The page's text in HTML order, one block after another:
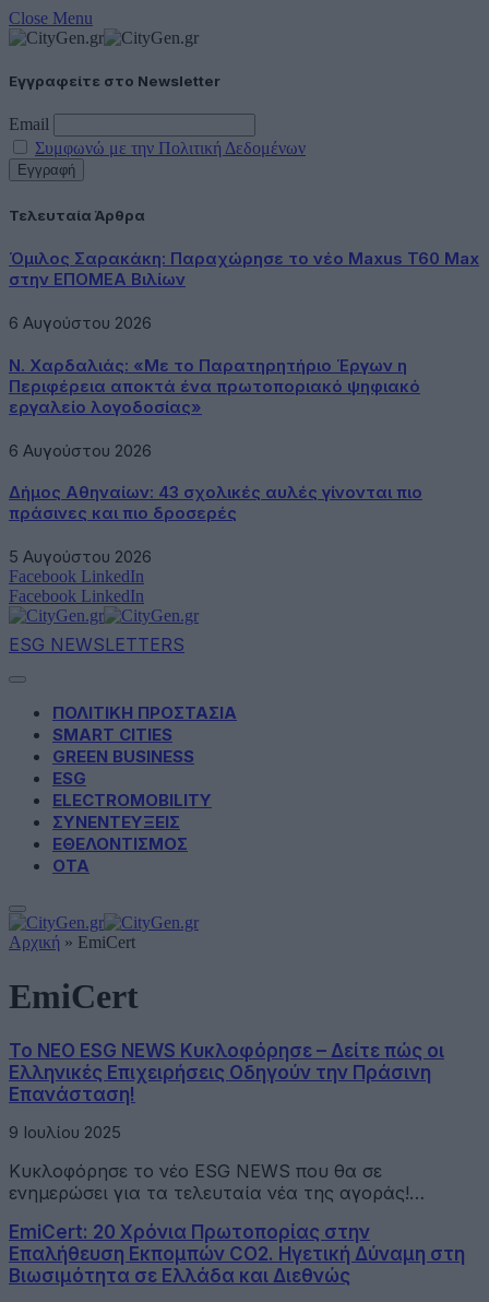
Close Menu
Εγγραφείτε στο Newsletter
Email
Συμφωνώ με την Πολιτική Δεδομένων
Τελευταία Άρθρα
Όμιλος Σαρακάκη: Παραχώρησε το νέο Maxus T60 Max
στην ΕΠΟΜΕΑ Βιλίων
6 Αυγούστου 2026
Ν. Χαρδαλιάς: «Με το Παρατηρητήριο Έργων η
Περιφέρεια αποκτά ένα πρωτοποριακό ψηφιακό
εργαλείο λογοδοσίας»
6 Αυγούστου 2026
Δήμος Αθηναίων: 43 σχολικές αυλές γίνονται πιο
πράσινες και πιο δροσερές
5 Αυγούστου 2026
Facebook LinkedIn
Facebook LinkedIn
ESG NEWSLETTERS
ΠΟΛΙΤΙΚΗ ΠΡΟΣΤΑΣΙΑ
SMART CITIES
GREEN BUSINESS
ESG
ELECTROMOBILITY
ΣΥΝΕΝΤΕΥΞΕΙΣ
ΕΘΕΛΟΝΤΙΣΜΟΣ
ΟΤΑ
Αρχική » EmiCert
EmiCert
Το ΝΕΟ ESG NEWS Κυκλοφόρησε – Δείτε πώς οι
Ελληνικές Επιχειρήσεις Οδηγούν την Πράσινη
Επανάσταση!
9 Ιουλίου 2025
Κυκλοφόρησε το νέο ESG ΝΕWS που θα σε
ενημερώσει για τα τελευταία νέα της αγοράς!…
EmiCert: 20 Χρόνια Πρωτοπορίας στην
Επαλήθευση Εκπομπών CO2. Ηγετική Δύναμη στη
Βιωσιμότητα σε Ελλάδα και Διεθνώς